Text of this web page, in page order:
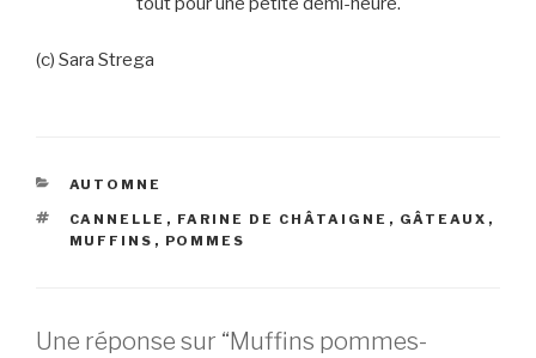
(c) Sara Strega
CATÉGORIES
AUTOMNE
ÉTIQUETTES
CANNELLE , FARINE DE CHÂTAIGNE , GÂTEAUX ,
MUFFINS , POMMES
Une réponse sur “Muffins pommes-